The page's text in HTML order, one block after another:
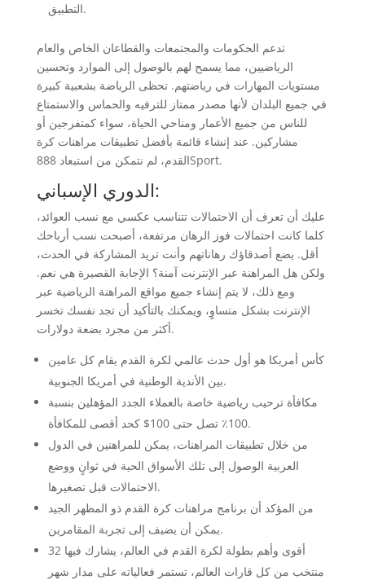
التطبيق.
تدعم الحكومات والمجتمعات والقطاعان الخاص والعام
الرياضيين، مما يسمح لهم بالوصول إلى الموارد وتحسين
مستويات المهارات في رياضتهم. تحظى الرياضة بشعبية كبيرة
في جميع البلدان لأنها مصدر ممتاز للترفيه والحماس والاستمتاع
للناس من جميع الأعمار ومناحي الحياة، سواء كمتفرجين أو
مشاركين. عند إنشاء قائمة بأفضل تطبيقات مراهنات كرة
القدم، لم نتمكن من استبعاد 888Sport.
الدوري الإسباني:
عليك أن تعرف أن الاحتمالات تتناسب عكسي مع نسب العوائد،
كلما كانت احتمالات فوز الرهان مرتفعة، أصبحت نسب أرباحك
أقل. يضع أصدقاؤك رهاناتهم وأنت تريد المشاركة في الحدث،
ولكن هل المراهنة عبر الإنترنت آمنة؟ الإجابة القصيرة هي نعم.
ومع ذلك، لا يتم إنشاء جميع مواقع المراهنة الرياضية عبر
الإنترنت بشكل متساوٍ، ويمكنك بالتأكيد أن تجد نفسك تخسر
أكثر من مجرد بضعة دولارات.
كأس أمريكا هو أول حدث عالمي لكرة القدم يقام كل عامين
بين الأندية الوطنية في أمريكا الجنوبية.
مكافأة ترحيب رياضية خاصة بالعملاء الجدد المؤهلين بنسبة
100٪ تصل حتى 100$ كحد أقصى للمكافأة.
من خلال تطبيقات المراهنات، يمكن للمراهنين في الدول
العربية الوصول إلى تلك الأسواق الحية في ثوانٍ ووضع
الاحتمالات قبل تصغيرها.
من المؤكد أن برنامج مراهنات كرة القدم ذو المظهر الجيد
يمكن أن يضيف إلى تجربة المقامرين.
أقوى وأهم بطولة لكرة القدم في العالم، يشارك فيها 32
منتخب من كل قارات العالم، تستمر فعالياته على مدار شهر